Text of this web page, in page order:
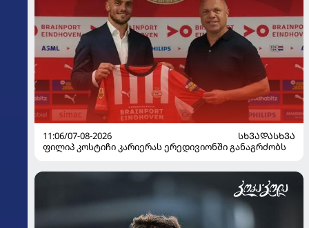
11:06/07-08-2026
ᲡᲮᲕᲐᲓᲐᲡᲮᲕᲐ
ფილიპ კოსტიჩი კარიერას ერედივიონში განაგრძობს